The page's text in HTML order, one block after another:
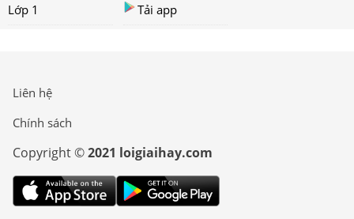
Lớp 1
Tải app
Liên hệ
Chính sách
Copyright ©2021 loigiaihay.com